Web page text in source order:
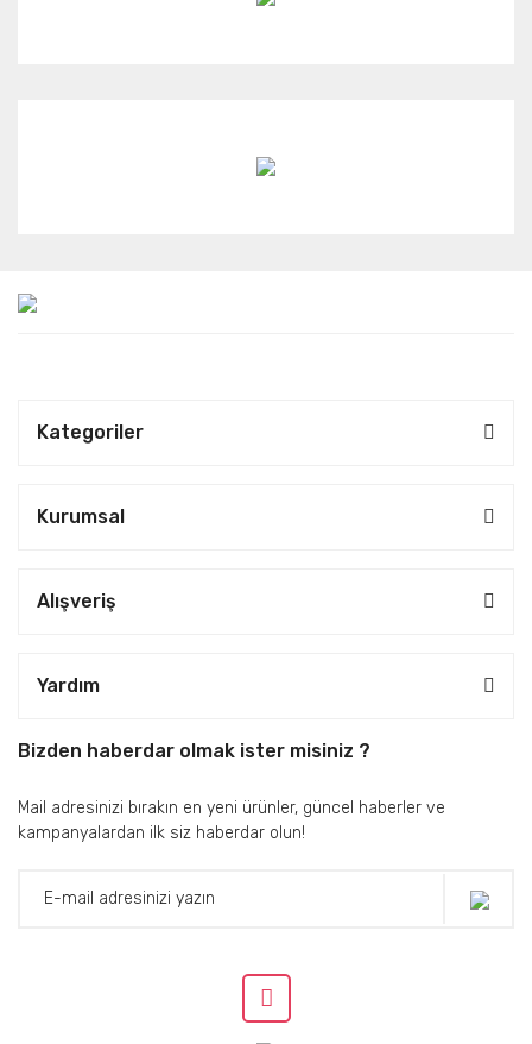
Kategoriler
Kurumsal
Alışveriş
Yardım
Bizden haberdar olmak ister misiniz ?
Mail adresinizi bırakın en yeni ürünler, güncel haberler ve
kampanyalardan ilk siz haberdar olun!